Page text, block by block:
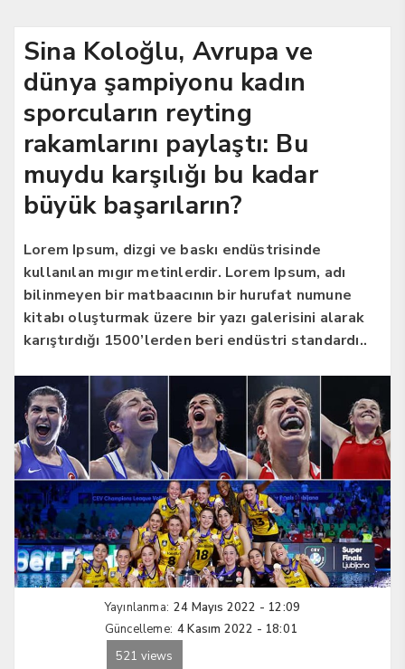
Sina Koloğlu, Avrupa ve
dünya şampiyonu kadın
sporcuların reyting
rakamlarını paylaştı: Bu
muydu karşılığı bu kadar
büyük başarıların?
Lorem Ipsum, dizgi ve baskı endüstrisinde
kullanılan mıgır metinlerdir. Lorem Ipsum, adı
bilinmeyen bir matbaacının bir hurufat numune
kitabı oluşturmak üzere bir yazı galerisini alarak
karıştırdığı 1500’lerden beri endüstri standardı..
Yayınlanma: 24 Mayıs 2022 - 12:09
Güncelleme: 4 Kasım 2022 - 18:01
521 views